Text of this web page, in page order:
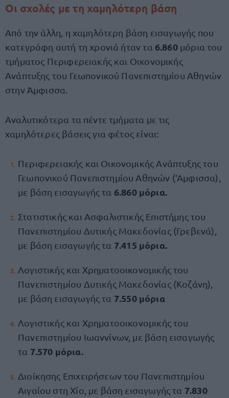
Οι σχολές με τη χαμηλότερη βάση
Από την άλλη, η χαμηλότερη βάση εισαγωγής που
κατεγράφη αυτή τη χρονιά ήταν τα 6.860μόρια του
τμήματος Περιφερειακής και Οικονομικής
Ανάπτυξης του Γεωπονικού Πανεπιστημίου Αθηνών
στην Άμφισσα.
Αναλυτικότερα τα πέντε τμήματα με τις
χαμηλότερες βάσεις για φέτος είναι:
Περιφερειακής και Οικονομικής Ανάπτυξης του
Γεωπονικού Πανεπιστημίου Αθηνών (‘Αμφισσα),
με βάση εισαγωγής τα 6.860 μόρια.
Στατιστικής και Ασφαλιστικής Επιστήμης του
Πανεπιστημίου Δυτικής Μακεδονίας (Γρεβενά),
με βάση εισαγωγής τα 7.415 μόρια.
Λογιστικής και Χρηματοοικονομικής του
Πανεπιστημίου Δυτικής Μακεδονίας (Κοζάνη),
με βάση εισαγωγής τα 7.550 μόρια
Λογιστικής και Χρηματοοικονομικής του
Πανεπιστημίου Ιωαννίνων, με βάση εισαγωγής
τα 7.570 μόρια.
Διοίκησης Επιχειρήσεων του Πανεπιστημίου
Αιγαίου στη Χίο, με βάση εισαγωγής τα 7.830